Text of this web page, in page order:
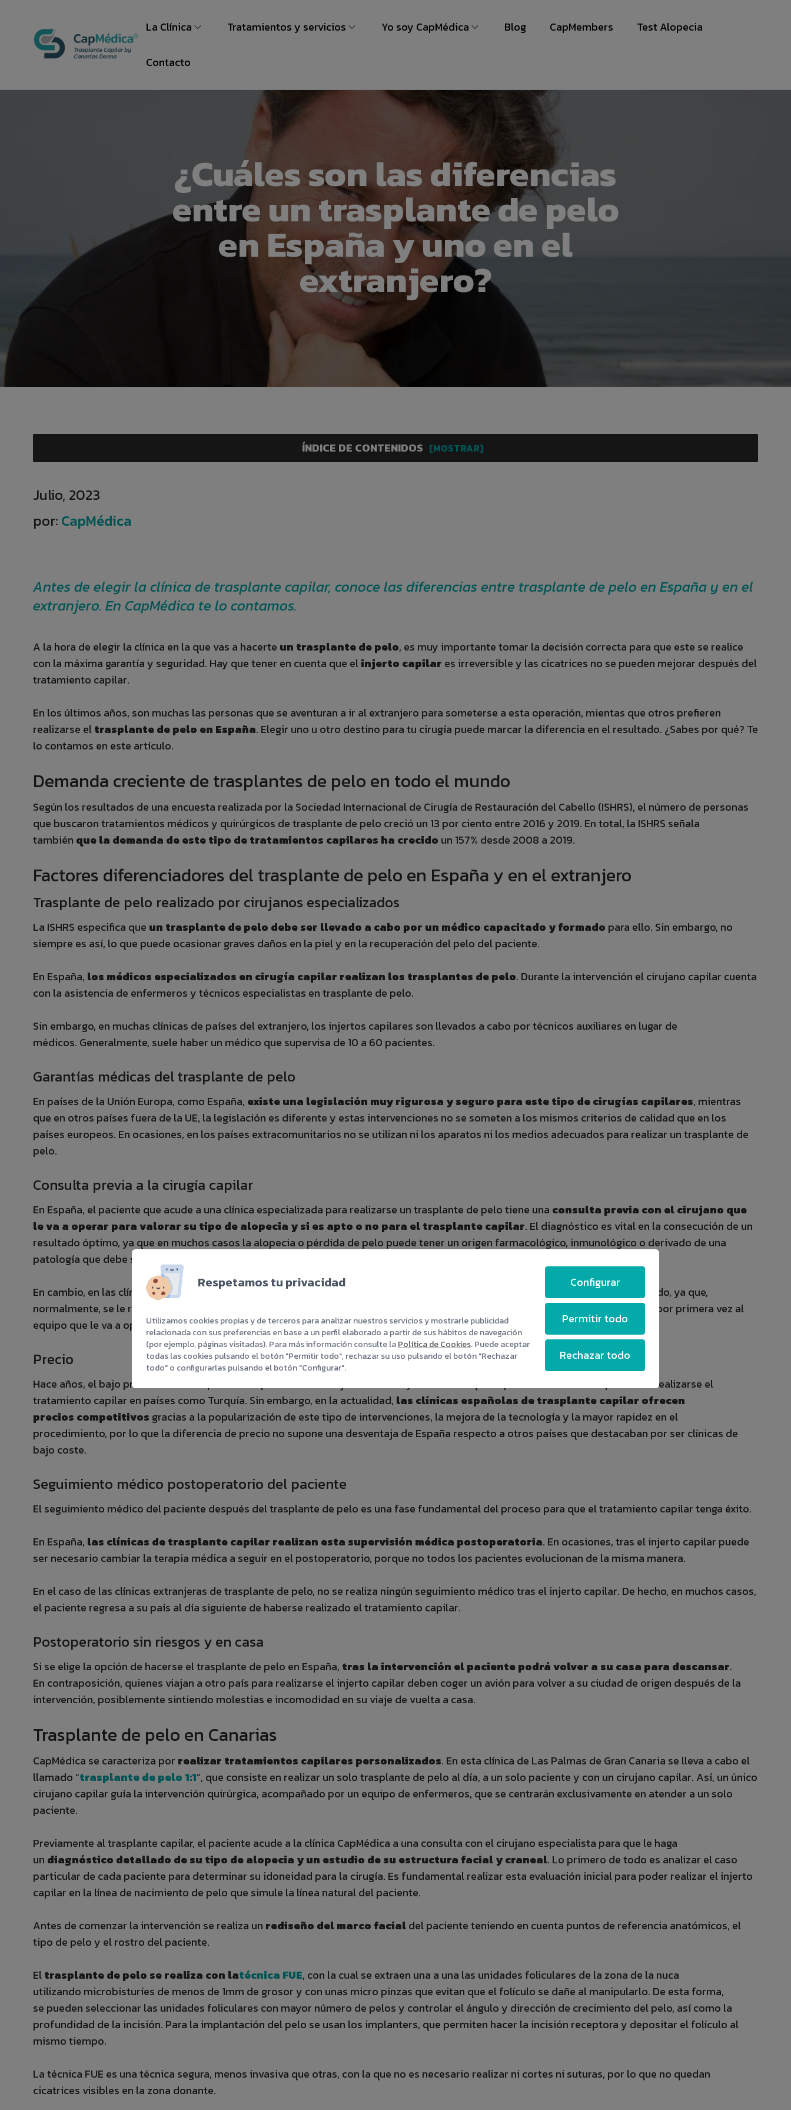
La Clínica
Razones para elegirnos
Trabaja con nosotros
Tratamientos y servicios
Trasplante de cejas
Tratamiento de Mesoterapia Capilar
Yo soy CapMédica
Blog CapMembers Test Alopecia
Contacto
¿Cuáles son las diferencias
entre un trasplante de pelo
en España y uno en el
extranjero?
ÍNDICE DE CONTENIDOS
Julio, 2023
por: CapMédica
Antes de elegir la clínica de trasplante capilar, conoce las diferencias entre trasplante de pelo en España y en el
extranjero. En CapMédica te lo contamos.
A la hora de elegir la clínica en la que vas a hacerte un trasplante de pelo, es muy importante tomar la decisión correcta para que este se realice
con la máxima garantía y seguridad. Hay que tener en cuenta que elinjerto capilar es irreversible y las cicatrices no se pueden mejorar después del
tratamiento capilar.
En los últimos años, son muchas las personas que se aventuran a ir al extranjero para someterse a esta operación, mientas que otros prefieren
realizarse eltrasplante de pelo en España. Elegir uno u otro destino para tu cirugía puede marcar la diferencia en el resultado. ¿Sabes por qué? Te
lo contamos en este artículo.
Demanda creciente de trasplantes de pelo en todo el mundo
Según los resultados de una encuesta realizada por la Sociedad Internacional de Cirugía de Restauración del Cabello (ISHRS), el número de personas
que buscaron tratamientos médicos y quirúrgicos de trasplante de pelo creció un 13 por ciento entre 2016 y 2019. En total, la ISHRS señala
también que la demanda de este tipo de tratamientos capilares ha crecido un 157% desde 2008 a 2019.
Factores diferenciadores del trasplante de pelo en España y en el extranjero
Trasplante de pelo realizado por cirujanos especializados
La ISHRS especifica que un trasplante de pelo debe ser llevado a cabo por un médico capacitado y formado para ello. Sin embargo, no
siempre es así, lo que puede ocasionar graves daños en la piel y en la recuperación del pelo del paciente.
En España, los médicos especializados en cirugía capilar realizan los trasplantes de pelo. Durante la intervención el cirujano capilar cuenta
con la asistencia de enfermeros y técnicos especialistas en trasplante de pelo.
Sin embargo, en muchas clínicas de países del extranjero, los injertos capilares son llevados a cabo por técnicos auxiliares en lugar de
médicos. Generalmente, suele haber un médico que supervisa de 10 a 60 pacientes.
Garantías médicas del trasplante de pelo
En países de la Unión Europa, como España, existe una legislación muy rigurosa y seguro para este tipo de cirugías capilares, mientras
que en otros países fuera de la UE, la legislación es diferente y estas intervenciones no se someten a los mismos criterios de calidad que en los
países europeos. En ocasiones, en los países extracomunitarios no se utilizan ni los aparatos ni los medios adecuados para realizar un trasplante de
pelo.
Consulta previa a la cirugía capilar
En España, el paciente que acude a una clínica especializada para realizarse un trasplante de pelo tiene una consulta previa con el cirujano que
le va a operar para valorar su tipo de alopecia y si es apto o no para el trasplante capilar. El diagnóstico es vital en la consecución de un
resultado óptimo, ya que en muchos casos la alopecia o pérdida de pelo puede tener un origen farmacológico, inmunológico o derivado de una
patología que debe ser detectada y tratada.
En cambio, en las clínicas extranjeras el paciente no suele acudir a una cita previa ni hay tiempo para hacer un diagnóstico detallado, ya que,
normalmente, se le realiza el trasplante capilar el mismo día que aterriza en el país o al día siguiente, momento en el que conoce por primera vez al
equipo que le va a operar.
Precio
Hace años, el bajo precio de los trasplantes de pelo en el extranjero era el mayor atractivo que impulsaba a muchos españoles a realizarse el
tratamiento capilar en países como Turquía. Sin embargo, en la actualidad, las clínicas españolas de trasplante capilar ofrecen
precios competitivos gracias a la popularización de este tipo de intervenciones, la mejora de la tecnología y la mayor rapidez en el
procedimiento, por lo que la diferencia de precio no supone una desventaja de España respecto a otros países que destacaban por ser clínicas de
bajo coste.
Seguimiento médico postoperatorio del paciente
El seguimiento médico del paciente después del trasplante de pelo es una fase fundamental del proceso para que el tratamiento capilar tenga éxito.
En España, las clínicas de trasplante capilar realizan esta supervisión médica postoperatoria. En ocasiones, tras el injerto capilar puede
ser necesario cambiar la terapia médica a seguir en el postoperatorio, porque no todos los pacientes evolucionan de la misma manera.
En el caso de las clínicas extranjeras de trasplante de pelo, no se realiza ningún seguimiento médico tras el injerto capilar. De hecho, en muchos casos,
el paciente regresa a su país al día siguiente de haberse realizado el tratamiento capilar.
Postoperatorio sin riesgos y en casa
Si se elige la opción de hacerse el trasplante de pelo en España, tras la intervención el paciente podrá volver a su casa para descansar.
En contraposición, quienes viajan a otro país para realizarse el injerto capilar deben coger un avión para volver a su ciudad de origen después de la
intervención, posiblemente sintiendo molestias e incomodidad en su viaje de vuelta a casa.
Trasplante de pelo en Canarias
CapMédica se caracteriza por realizar tratamientos capilares personalizados. En esta clínica de Las Palmas de Gran Canaria se lleva a cabo el
llamado “trasplante de pelo 1:1”, que consiste en realizar un solo trasplante de pelo al día, a un solo paciente y con un cirujano capilar. Así, un único
cirujano capilar guía la intervención quirúrgica, acompañado por un equipo de enfermeros, que se centrarán exclusivamente en atender a un solo
paciente.
Previamente al trasplante capilar, el paciente acude a la clínica CapMédica a una consulta con el cirujano especialista para que le haga
un diagnóstico detallado de su tipo de alopecia y un estudio de su estructura facial y craneal. Lo primero de todo es analizar el caso
particular de cada paciente para determinar su idoneidad para la cirugía. Es fundamental realizar esta evaluación inicial para poder realizar el injerto
capilar en la línea de nacimiento de pelo que simule la línea natural del paciente.
Antes de comenzar la intervención se realiza un rediseño del marco facialdel paciente teniendo en cuenta puntos de referencia anatómicos, el
tipo de pelo y el rostro del paciente.
Eltrasplante de pelo se realiza con latécnica FUE, con la cual se extraen una a una las unidades foliculares de la zona de la nuca
utilizando microbisturíes de menos de 1mm de grosor y con unas micro pinzas que evitan que el folículo se dañe al manipularlo. De esta forma,
se pueden seleccionar las unidades foliculares con mayor número de pelos y controlar el ángulo y dirección de crecimiento del pelo, así como la
profundidad de la incisión. Para la implantación del pelo se usan los implanters, que permiten hacer la incisión receptora y depositar el folículo al
mismo tiempo.
La técnica FUE es una técnica segura, menos invasiva que otras, con la que no es necesario realizar ni cortes ni suturas, por lo que no quedan
cicatrices visibles en la zona donante.
Respetamos tu privacidad
Utilizamos cookies propias y de terceros para analizar nuestros servicios y mostrarle publicidad
relacionada con sus preferencias en base a un perfil elaborado a partir de sus hábitos de navegación
(por ejemplo, páginas visitadas). Para más información consulte laPolítica de Cookies. Puede aceptar
todas las cookies pulsando el botón "Permitir todo", rechazar su uso pulsando el botón "Rechazar
todo" o configurarlas pulsando el botón "Configurar".
Configurar
Permitir todo
Rechazar todo